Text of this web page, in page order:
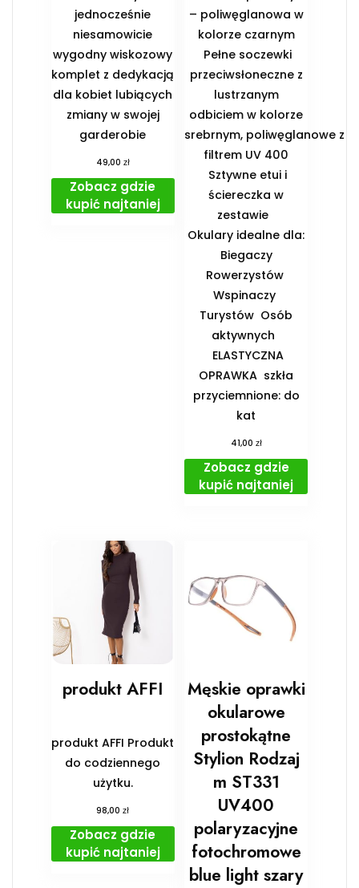
jednocześnie
niesamowicie
wygodny wiskozowy
komplet z dedykacją
dla kobiet lubiących
zmiany w swojej
garderobie
49,00 zł
Zobacz gdzie
kupić najtaniej
– poliwęglanowa w
kolorze czarnym
Pełne soczewki
przeciwsłoneczne z
lustrzanym
odbiciem w kolorze
srebrnym, poliwęglanowe z
filtrem UV 400
Sztywne etui i
ściereczka w
zestawie
️Okulary idealne dla:
️ Biegaczy ️
Rowerzystów ️
Wspinaczy ️
Turystów ️ Osób
aktywnych
️ ELASTYCZNA
OPRAWKA ️ szkła
przyciemnione: do
kat
41,00 zł
Zobacz gdzie
kupić najtaniej
produkt AFFI
produkt AFFI Produkt
do codziennego
użytku.
98,00zł
Zobacz gdzie
kupić najtaniej
Męskie oprawki
okularowe
prostokątne
Stylion Rodzaj
m ST331
UV400
polaryzacyjne
fotochromowe
blue light szary